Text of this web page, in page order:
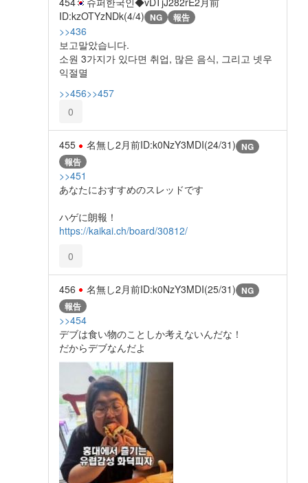
ID:kzOTYzNDk(4/4) NG 報告
>>436
보고말았습니다.
소원 3가지가 있다면 취업, 많은 음식, 그리고 넷우
익절멸
>>456>>457
0
455 名無し2月前ID:k0NzY3MDI(24/31) NG
報告
>>451
あなたにおすすめのスレッドです
ハゲに朗報！
https://kaikai.ch/board/30812/
0
456 名無し2月前ID:k0NzY3MDI(25/31) NG
報告
>>454
デブは食い物のことしか考えないんだな！
だからデブなんだよ